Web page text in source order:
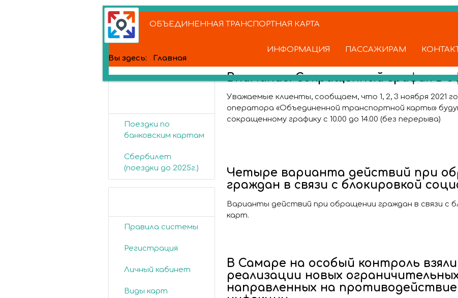
ОБЪЕДИНЕННАЯ ТРАНСПОРТНАЯ КАРТА
ИНФОРМАЦИЯ ПАССАЖИРАМ
Вы здесь: Главная
Поездки по
банковским картам
Сбербилет
(поездки до 2025г.)
Правила системы
Регистрация
Личный кабинет
Виды карт
Внимание. Сокращенный график в
Уважаемые клиенты, сообщаем, что 1, 2, 3 ноября 2021
оператора «Объединенной транспортной карты»
сокращенному графику с 10.00 до 14.00 (без перерыва)
Четыре варианта действий при
граждан в связи с блокировкой
Варианты действий при обращении граждан в связи с
карт.
В Самаре на особый контроль
реализации новых
направленных на